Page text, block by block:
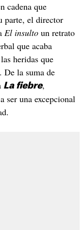
cadena que
parte, el director
El insultoun retrato
que acaba
heridas que
De la suma de
La fiebre,
ser una excepcional